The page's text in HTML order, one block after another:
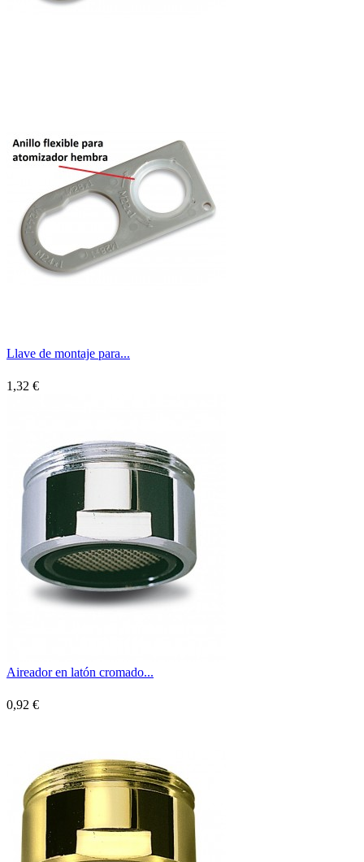
Llave de montaje para...
1,32 €
Aireador en latón cromado...
0,92 €